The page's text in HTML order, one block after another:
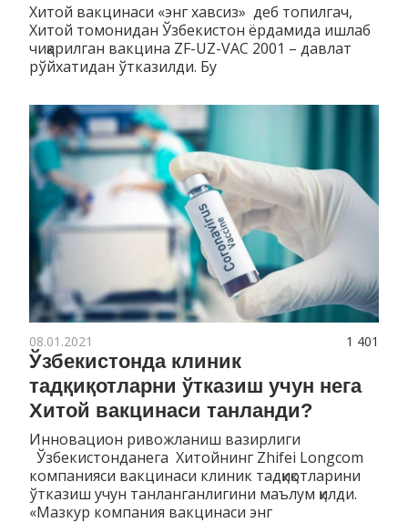
Хитой вакцинаси «энг хавсиз» деб топилгач,
Хитой томонидан Ўзбекистон ёрдамида ишлаб
чиқарилган вакцина ZF-UZ-VAC 2001 – давлат
рўйхатидан ўтказилди. Бу
1 401
08.01.2021
Ўзбекистонда клиник
тадқиқотларни ўтказиш учун нега
Хитой вакцинаси танланди?
Инновацион ривожланиш вазирлиги
Ўзбекистонданега Хитойнинг Zhifei Longcom
компанияси вакцинаси клиник тадқиқотларини
ўтказиш учун танланганлигини маълум қилди.
«Мазкур компания вакцинаси энг